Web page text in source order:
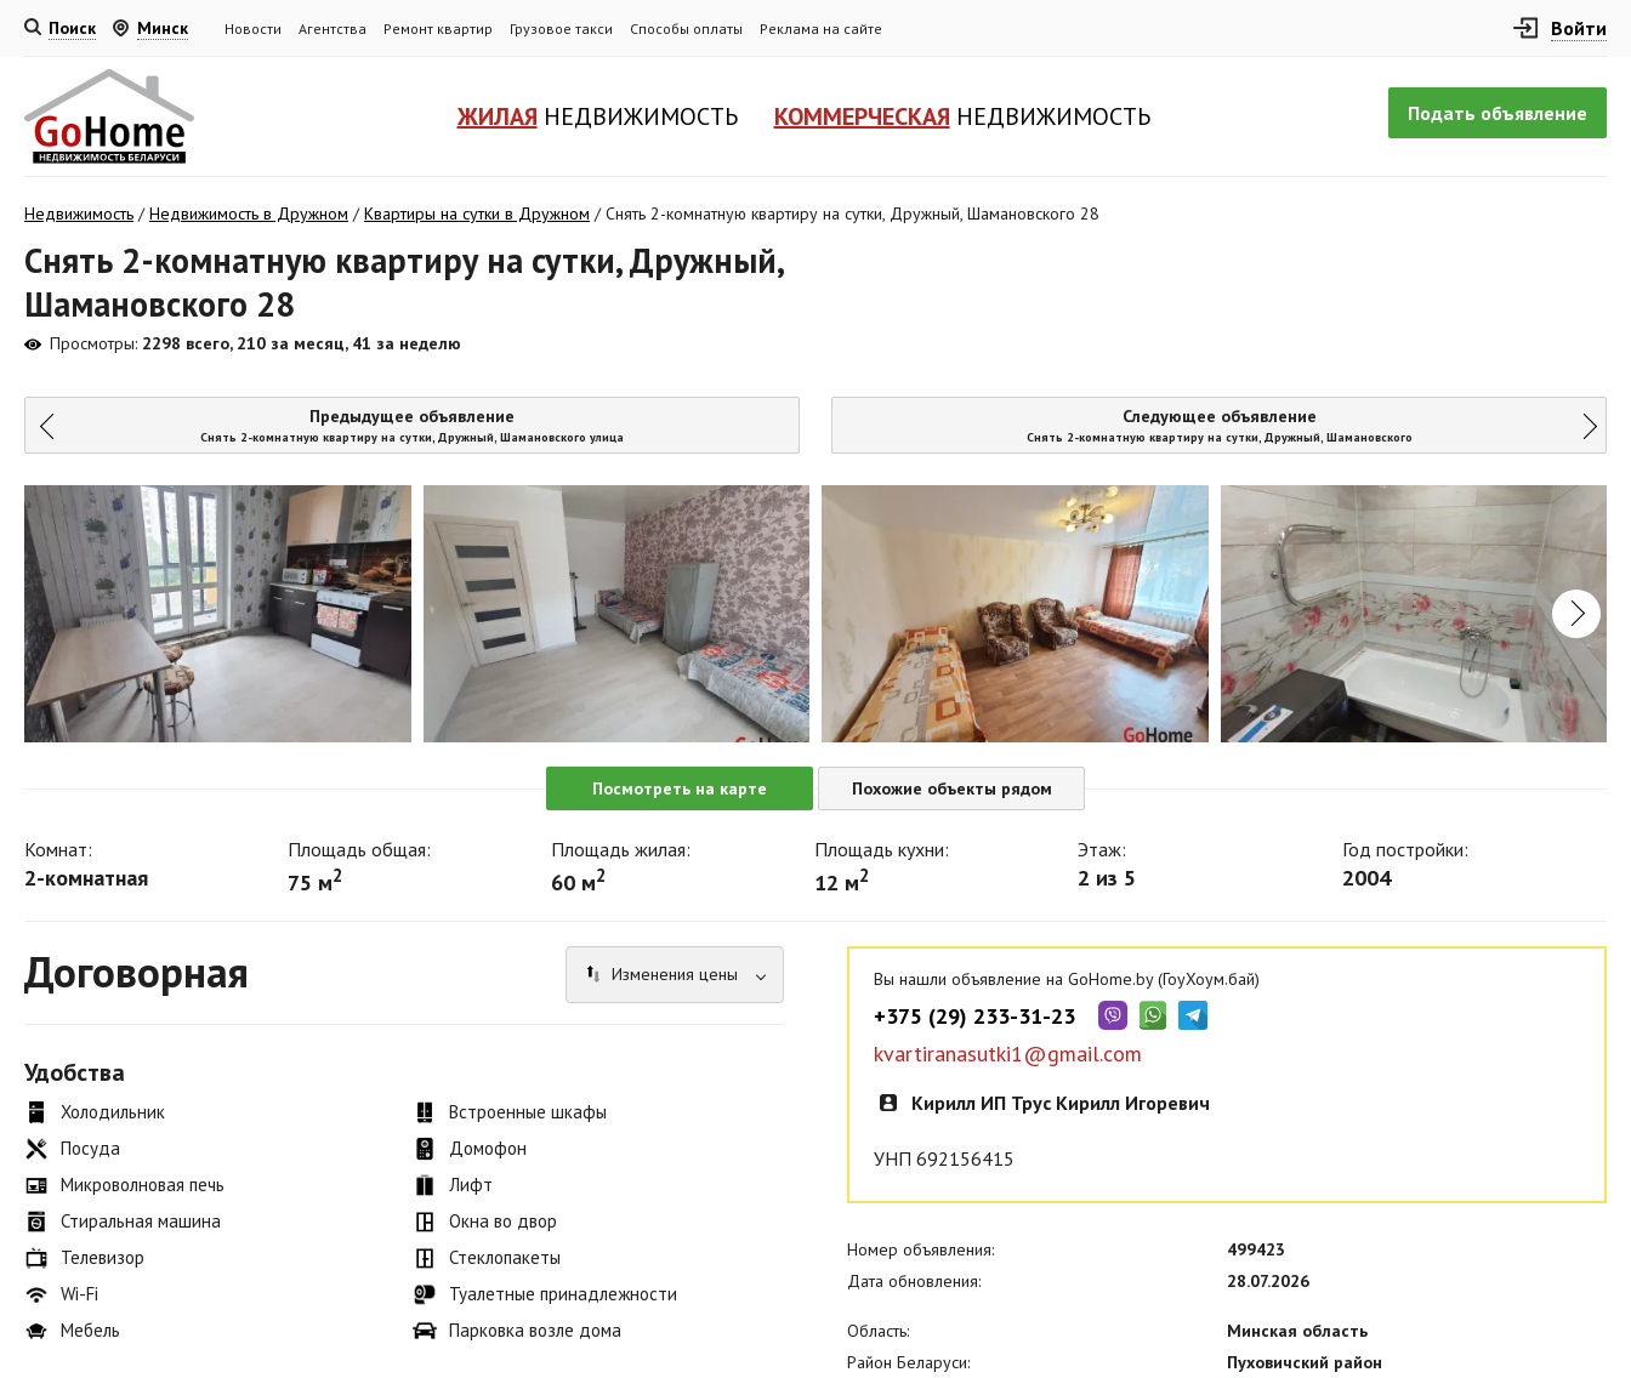
Поиск Минск Новости Агентства Ремонт квартир Грузовое такси Способы оплаты Реклама на сайте Войти
Подать объявление
ЖИЛАЯ НЕДВИЖИМОСТЬ КОММЕРЧЕСКАЯ НЕДВИЖИМОСТЬ
Недвижимость /Недвижимость в Дружном /Квартиры на сутки в Дружном /Снять 2-комнатную квартиру на сутки, Дружный, Шамановского 28
Снять 2-комнатную квартиру на сутки, Дружный,
Шамановского 28
Просмотры: 2298 всего, 210 за месяц, 41 за неделю
Предыдущее объявление
Снять 2-комнатную квартиру на сутки, Дружный, Шамановского улица
Следующее объявление
Снять 2-комнатную квартиру на сутки, Дружный, Шамановского
Посмотреть на карте Похожие объекты рядом
Комнат:
2-комнатная
Площадь общая:
75 м2
Площадь жилая:
60 м2
Площадь кухни:
12 м2
Этаж:
2 из 5
Год постройки:
2004
Договорная Изменения цены
Удобства
Холодильник
Посуда
Микроволновая печь
Стиральная машина
Телевизор
Wi-Fi
Мебель
Встроенные шкафы
Домофон
Лифт
Окна во двор
Стеклопакеты
Туалетные принадлежности
Парковка возле дома
Вы нашли объявление на GoHome.by (ГоуХоум.бай)
+375 (29) 233-31-23
kvartiranasutki1@gmail.com
Кирилл ИП Трус Кирилл Игоревич
УНП 692156415
Номер объявления:
499423
Дата обновления:
28.07.2026
Область:
Минская область
Район Беларуси:
Пуховичский район